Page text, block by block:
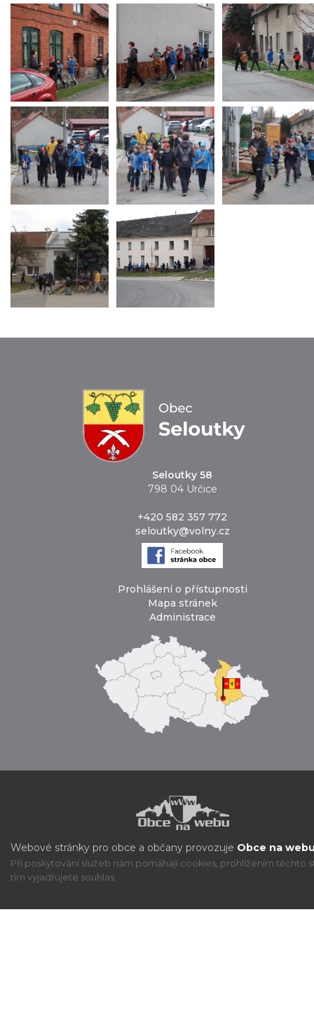
Seloutky 58
798 04 Určice
+420 582 357 772
seloutky@volny.cz
Prohlášení o přístupnosti
Mapa stránek
Administrace
Webové stránky pro obce a občany provozuje Obce na
Při poskytování služeb nám pomáhají cookies, prohlížením těchto
tím vyjadřujete souhlas.